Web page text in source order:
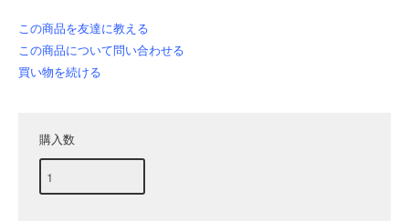
この商品を友達に教える
この商品について問い合わせる
買い物を続ける
購入数